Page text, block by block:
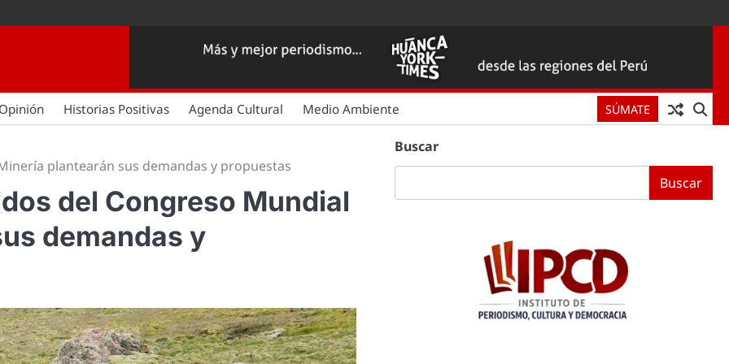
Historias Positivas Agenda Cultural Medio Ambiente SÚMATE
plantearán sus demandas y propuestas
del Congreso Mundial
demandas y
Buscar
Buscar